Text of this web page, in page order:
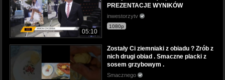
05:10
PREZENTACJE WYNIKÓW
inwestorzytv
1080p
Zostały Ci ziemniaki z obiadu ? Zrób z
nich drugi obiad . Smaczne placki z
sosem grzybowym .
Smacznego